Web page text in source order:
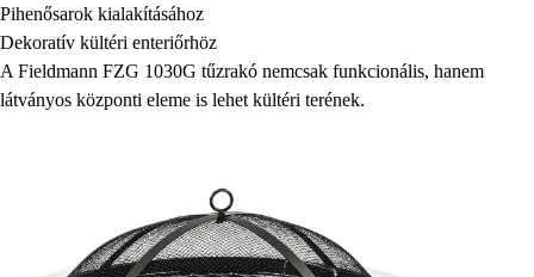
Pihenősarok kialakításához
Dekoratív kültéri enteriőrhöz
A Fieldmann FZG 1030G tűzrakó nemcsak funkcionális, hanem
látványos központi eleme is lehet kültéri terének.